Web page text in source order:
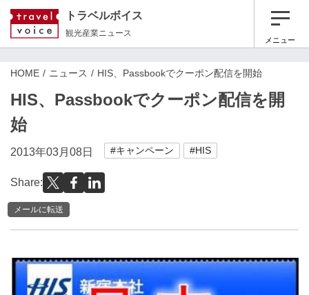
トラベルボイス
観光産業ニュース
メニュー
HOME ニュース HIS、Passbookでクーポン配信を開始
HIS、Passbookでクーポン配信を開
始
2013年03月08日 #キャンペーン #HIS
Share:
メールに転送